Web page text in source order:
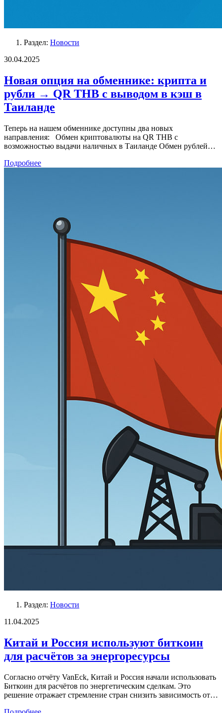
Раздел: Новости
30.04.2025
Новая опция на обменнике: крипта и
рубли → QR THB с выводом в кэш в
Таиланде
Теперь на нашем обменнике доступны два новых
направления: Обмен криптовалюты на QR THB с
возможностью выдачи наличных в Таиланде Обмен рублей…
Подробнее
Раздел: Новости
11.04.2025
Китай и Россия используют биткоин
для расчётов за энергоресурсы
Согласно отчёту VanEck, Китай и Россия начали использовать
Биткоин для расчётов по энергетическим сделкам. Это
решение отражает стремление стран снизить зависимость от…